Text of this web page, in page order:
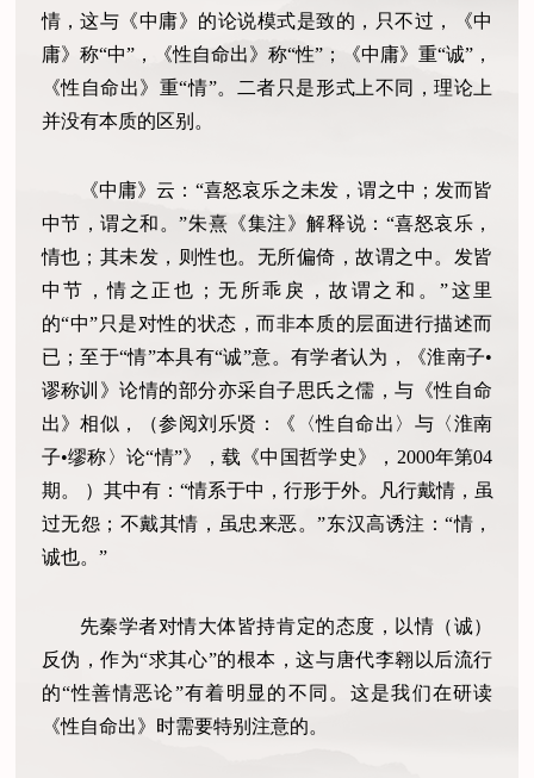
情，这与《中庸》的论说模式是致的，只不过，《中
庸》称“中”，《性自命出》称“性”；《中庸》重“诚”，
《性自命出》重“情”。二者只是形式上不同，理论上
并没有本质的区别。
《中庸》云：“喜怒哀乐之未发，谓之中；发而皆
中节，谓之和。”朱熹《集注》解释说：“喜怒哀乐，
情也；其未发，则性也。无所偏倚，故谓之中。发皆
中节，情之正也；无所乖戾，故谓之和。”这里
的“中”只是对性的状态，而非本质的层面进行描述而
已；至于“情”本具有“诚”意。有学者认为，《淮南子•
谬称训》论情的部分亦采自子思氏之儒，与《性自命
出》相似，（参阅刘乐贤：《〈性自命出〉与〈淮南
子•缪称〉论“情”》，载《中国哲学史》，2000年第04
期。 ）其中有：“情系于中，行形于外。凡行戴情，虽
过无怨；不戴其情，虽忠来恶。”东汉高诱注：“情，
诚也。”
先秦学者对情大体皆持肯定的态度，以情（诚）
反伪，作为“求其心”的根本，这与唐代李翱以后流行
的“性善情恶论”有着明显的不同。这是我们在研读
《性自命出》时需要特别注意的。